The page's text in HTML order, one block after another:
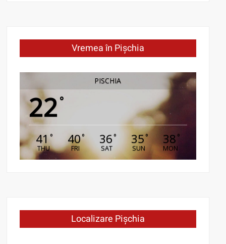
Vremea în Pișchia
PISCHIA
22 °
41°
THU
40°
FRI
36°
SAT
35°
SUN
38 °
MON
Localizare Pișchia